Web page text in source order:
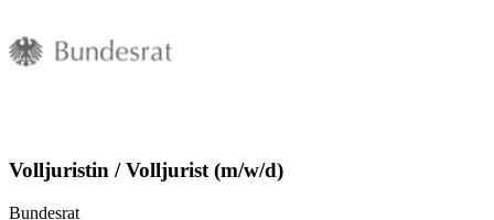
Volljuristin / Volljurist (m/w/d)
Bundesrat